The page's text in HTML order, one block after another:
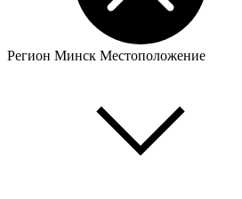
Регион Минск Местоположение